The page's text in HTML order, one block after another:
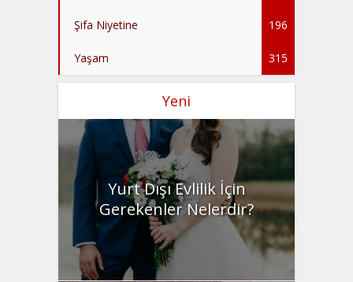
Şifa Niyetine 196
Yaşam 315
Yeni
Yurt Dışı Evlilik İçin
Gerekenler Nelerdir?